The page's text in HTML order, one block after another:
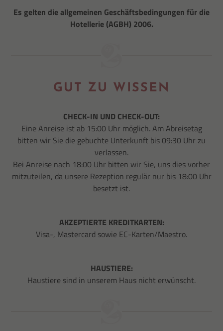
Es gelten die allgemeinen Geschäftsbedingungen für die
Hotellerie (AGBH) 2006.
GUT ZU WISSEN
CHECK-IN UND CHECK-OUT:
Eine Anreise ist ab 15:00 Uhr möglich. Am Abreisetag
bitten wir Sie die gebuchte Unterkunft bis 09:30 Uhr zu
verlassen.
Bei Anreise nach 18:00 Uhr bitten wir Sie, uns dies vorher
mitzuteilen, da unsere Rezeption regulär nur bis 18:00 Uhr
besetzt ist.
AKZEPTIERTE KREDITKARTEN:
Visa-, Mastercard sowie EC-Karten/Maestro.
HAUSTIERE:
Haustiere sind in unserem Haus nicht erwünscht.